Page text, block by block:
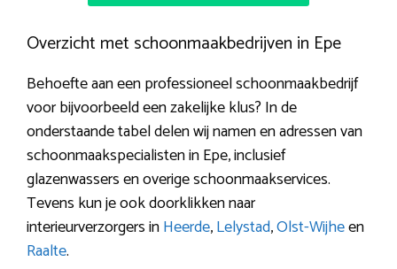
Overzicht met schoonmaakbedrijven in Epe
Behoefte aan een professioneel schoonmaakbedrijf
voor bijvoorbeeld een zakelijke klus? In de
onderstaande tabel delen wij namen en adressen van
schoonmaakspecialisten in Epe, inclusief
glazenwassers en overige schoonmaakservices.
Tevens kun je ook doorklikken naar
interieurverzorgers inHeerde,Lelystad,Olst-Wijheen
Raalte.